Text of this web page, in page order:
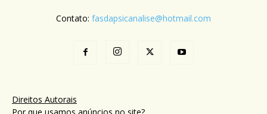
Contato: fasdapsicanalise@hotmail.com
Direitos Autorais